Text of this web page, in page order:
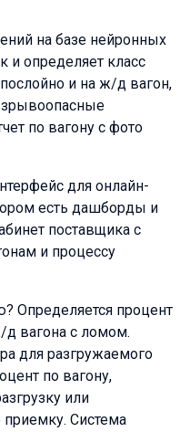
на базе нейронных
и определяет класс
и на ж/д вагон,
по вагону с фото
для онлайн-
есть дашборды и
поставщика с
и процессу
Определяется процент
д вагона с ломом.
для разгружаемого
по вагону,
или
Система